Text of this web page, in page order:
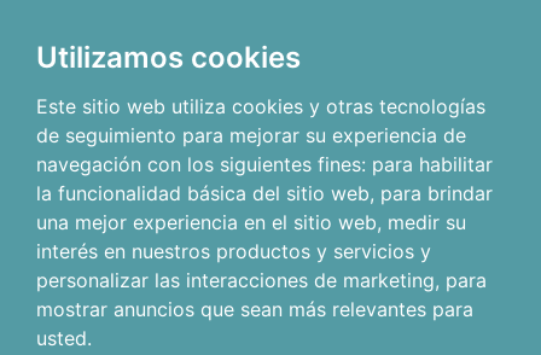
Utilizamos cookies
Este sitio web utiliza cookies y otras tecnologías
de seguimiento para mejorar su experiencia de
navegación con los siguientes fines: para habilitar
la funcionalidad básica del sitio web, para brindar
una mejor experiencia en el sitio web, medir su
interés en nuestros productos y servicios y
personalizar las interacciones de marketing, para
mostrar anuncios que sean más relevantes para
usted.